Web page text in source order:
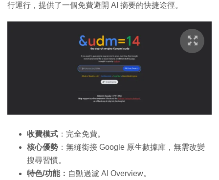
行運行，提供了一個免費避開 AI 摘要的快捷途徑。
收費模式 ：完全免費。
核心優勢 ：無縫銜接 Google 原生數據庫，無需改變
搜尋習慣。
特色/功能： 自動過濾 AI Overview。